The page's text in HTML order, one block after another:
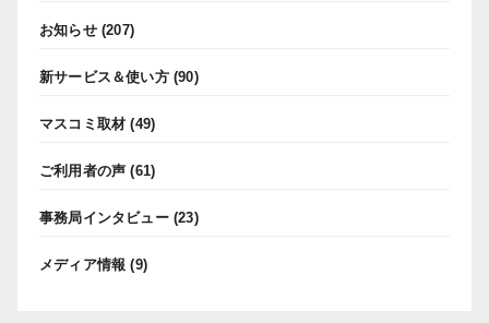
お知らせ(207)
新サービス＆使い方(90)
マスコミ取材 (49)
ご利用者の声 (61)
事務局インタビュー(23)
メディア情報 (9)